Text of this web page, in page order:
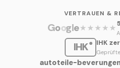
VERTRAUEN &
Google★★★★★
IHK IHK
autoteile-